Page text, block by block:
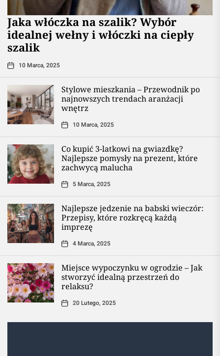
Jaka włóczka na szalik? Wybór
idealnej wełny i włóczki na ciepły
szalik
10 Marca, 2025
Stylowe mieszkania – Przewodnik po
najnowszych trendach aranżacji
wnętrz
10 Marca, 2025
Co kupić 3-latkowi na gwiazdkę?
Najlepsze pomysły na prezent, które
zachwycą malucha
5 Marca, 2025
Najlepsze jedzenie na babski wieczór:
Przepisy, które rozkręcą każdą
imprezę
4 Marca, 2025
Miejsce wypoczynku w ogrodzie – Jak
stworzyć idealną przestrzeń do
relaksu?
20 Lutego, 2025